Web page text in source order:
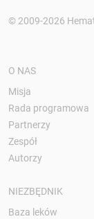
© 2009-2026
O NAS
Misja
Rada programowa
Partnerzy
Zespół
Autorzy
NIEZBĘDNIK
Baza leków